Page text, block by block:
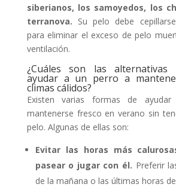
siberianos, los samoyedos, los
terranova. Su pelo debe
para eliminar el exceso de pelo
ventilación.
¿Cuáles son las alternativas
ayudar a un perro a
climas cálidos?
Existen varias formas de
mantenerse fresco en verano sin
pelo. Algunas de ellas son:
Evitar las horas más
pasear o jugar con él. Preferir
de la mañana o las últimas horas